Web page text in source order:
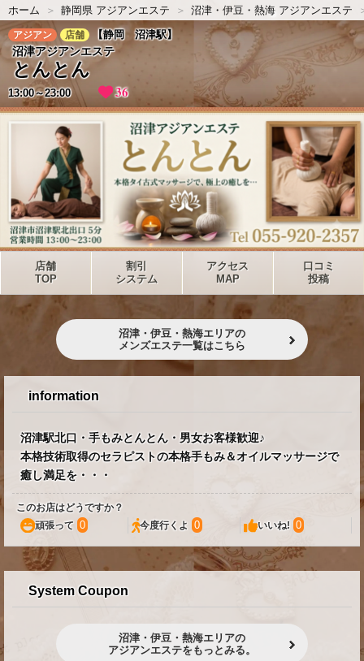
ホーム 静岡県 アジアンエステ 沼津・伊豆・熱海 アジアンエステ
アジアン 店舗 【静岡 沼津駅】
沼津アジアンエステ
とんとん
13:00～23:00 36
店舗
TOP
割引
システム
アクセス
MAP
口コミ
投稿
沼津・伊豆・熱海エリアの
メンズエステ一覧はこちら
information
沼津駅北口・手もみとんとん・男女お客様歓迎♪
本格技術取得のセラピストの本格手もみ＆オイルマッサージで
癒し満足を・・・
このお店はどうですか？
頑張って 0 今度行くよ 0 いいね! 0
System Coupon
沼津・伊豆・熱海エリアの
アジアンエステをもっとみる。